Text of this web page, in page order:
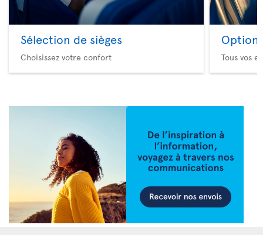
Sélection de sièges
Choisissez votre confort
Option
Tous vos